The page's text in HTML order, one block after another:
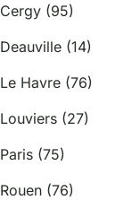
Cergy (95)
Deauville (14)
Le Havre (76)
Louviers (27)
Paris (75)
Rouen (76)